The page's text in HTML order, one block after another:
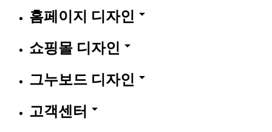
홈페이지 디자인 arrow_drop_down
쇼핑몰 디자인 arrow_drop_down
그누보드 디자인 arrow_drop_down
고객센터 arrow_drop_down